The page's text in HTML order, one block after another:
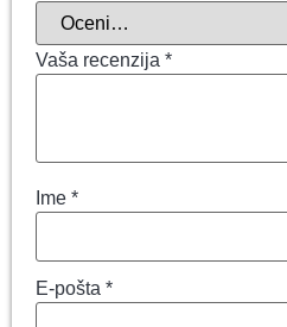
Vaša recenzija *
Ime *
E-pošta *